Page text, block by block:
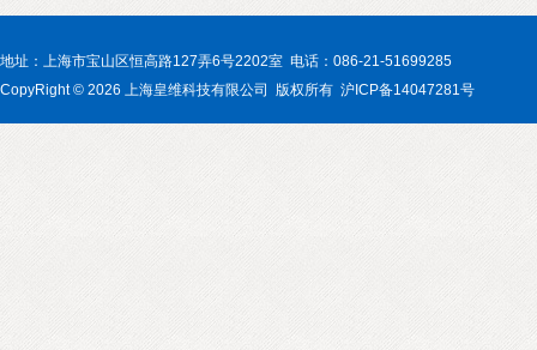
地址：上海市宝山区恒高路127弄6号2202室 电话：086-21-51699285
CopyRight © 2026 上海皇维科技有限公司 版权所有 沪ICP备14047281号